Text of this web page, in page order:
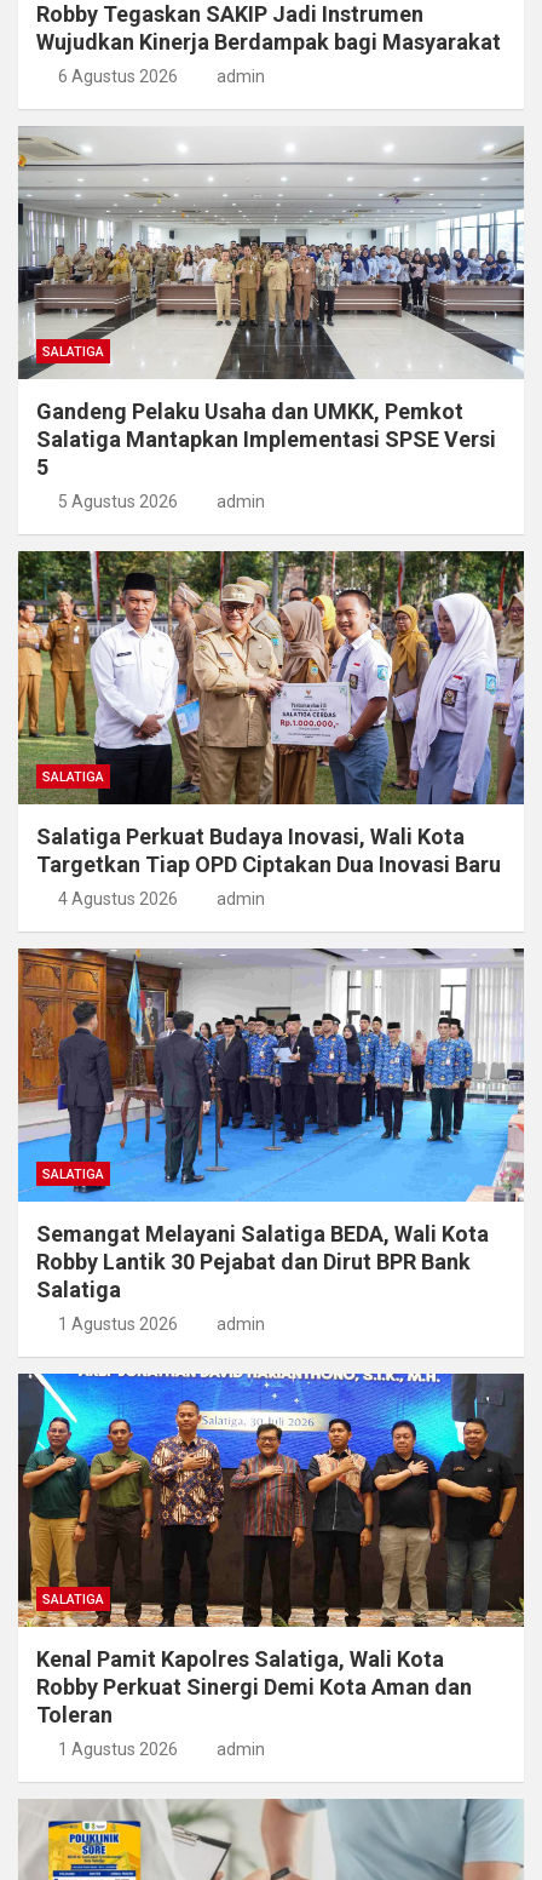
Robby Tegaskan SAKIP Jadi Instrumen
Wujudkan Kinerja Berdampak bagi Masyarakat
6 Agustus 2026 admin
SALATIGA
Gandeng Pelaku Usaha dan UMKK, Pemkot
Salatiga Mantapkan Implementasi SPSE Versi
5
5 Agustus 2026 admin
SALATIGA
Salatiga Perkuat Budaya Inovasi, Wali Kota
Targetkan Tiap OPD Ciptakan Dua Inovasi Baru
4 Agustus 2026 admin
SALATIGA
Semangat Melayani Salatiga BEDA, Wali Kota
Robby Lantik 30 Pejabat dan Dirut BPR Bank
Salatiga
1 Agustus 2026 admin
SALATIGA
Kenal Pamit Kapolres Salatiga, Wali Kota
Robby Perkuat Sinergi Demi Kota Aman dan
Toleran
1 Agustus 2026 admin